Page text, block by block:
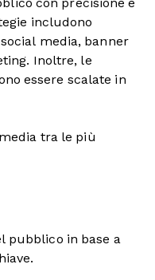
con precisione e
includono
media, banner
Inoltre, le
essere scalate in
tra le più
pubblico in base a